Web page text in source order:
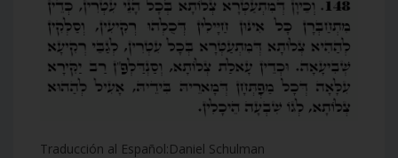
Traducción al Español:Daniel Schulman